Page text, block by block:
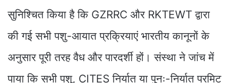
सुनिश्चित किया है कि GZRRC और RKTEWT द्वारा
की गई सभी पशु-आयात प्रक्रियाएं भारतीय कानूनों के
अनुसार पूरी तरह वैध और पारदर्शी हों। संस्था ने जांच में
पाया कि सभी पशु, CITES निर्यात या पुनः-निर्यात परमिट